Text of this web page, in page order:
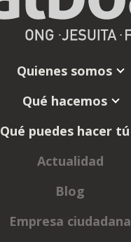
Quienes somos
Qué hacemos
Qué puedes hacer tú
Actualidad
Blog
Empresa ciudadana